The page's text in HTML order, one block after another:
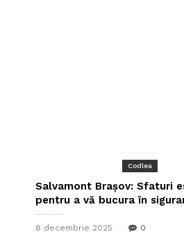
Codlea
Salvamont Braşov: Sfaturi
pentru a vă bucura în
8 decembrie 2025 0